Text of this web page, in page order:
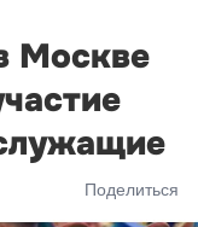
Москве
Поделиться